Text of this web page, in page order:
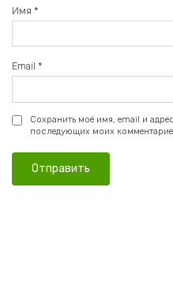
Имя *
Email *
Сохранить моё имя, email и
последующих моих